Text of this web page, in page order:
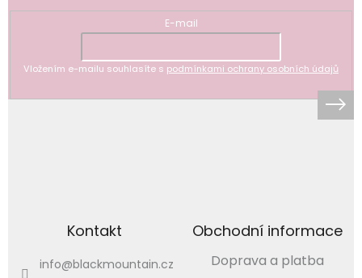
E-mail
Vložením e-mailu souhlasíte s podmínkami ochrany osobních údajů
Kontakt
info@blackmountain.cz
Obchodní informace
Doprava a platba